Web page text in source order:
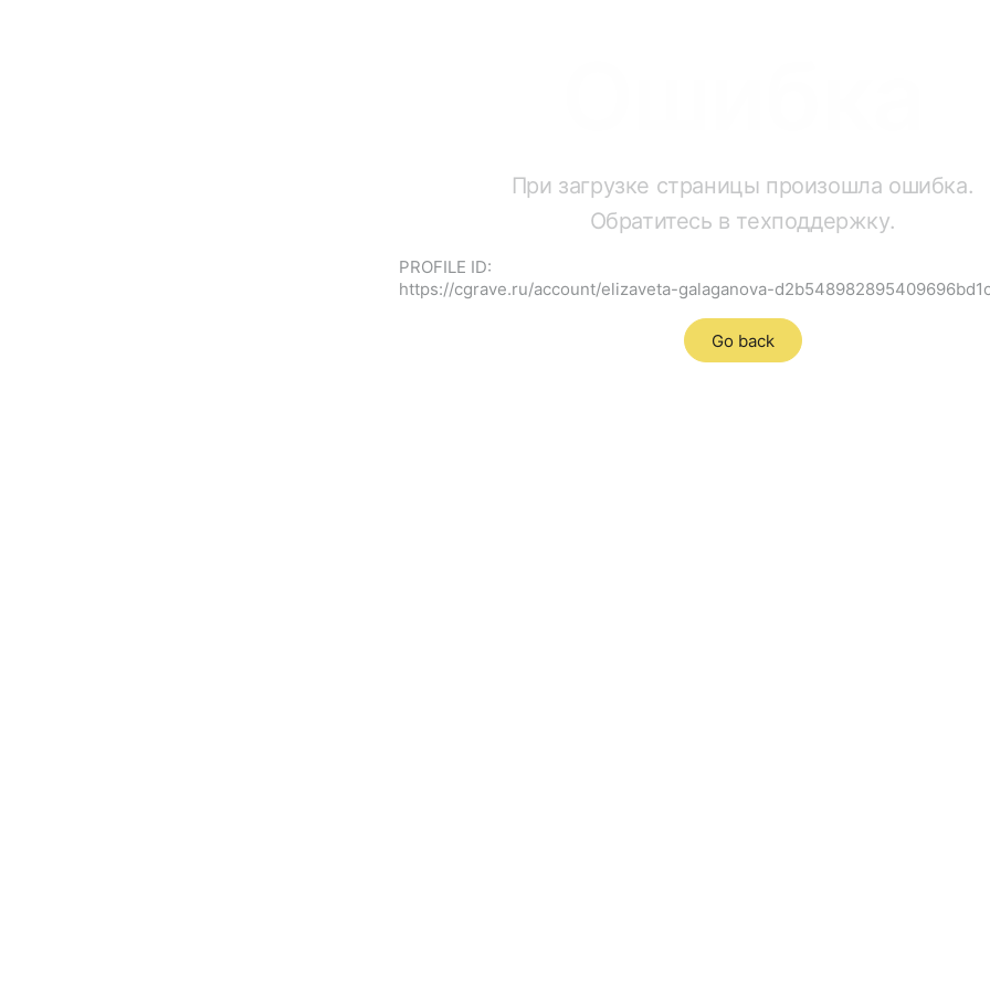
При загрузке страницы произошла ошибка.
Обратитесь в техподдержку.
PROFILE ID:
https://cgrave.ru/account/elizaveta-galaganova-
Go back